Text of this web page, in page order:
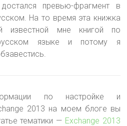
превью-фрагмент в
. На то время эта книжка
известной мне книгой по
языке и потому я
по настройке и
2013 на моем блоге вы
тематики — Exchange 2013